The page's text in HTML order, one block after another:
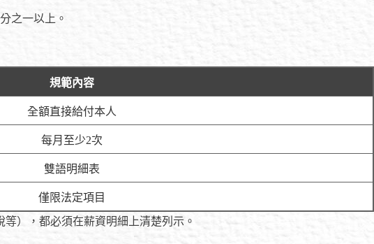
之一以上。
規範內容
全額直接給付本人
每月至少2次
雙語明細表
僅限法定項目
），都必須在薪資明細上清楚列示。